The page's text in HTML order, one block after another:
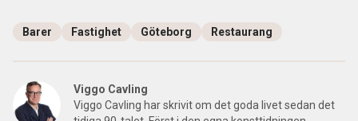
Barer Fastighet Göteborg Restaurang
Viggo Cavling
Viggo Cavling har skrivit om det goda livet sedan det